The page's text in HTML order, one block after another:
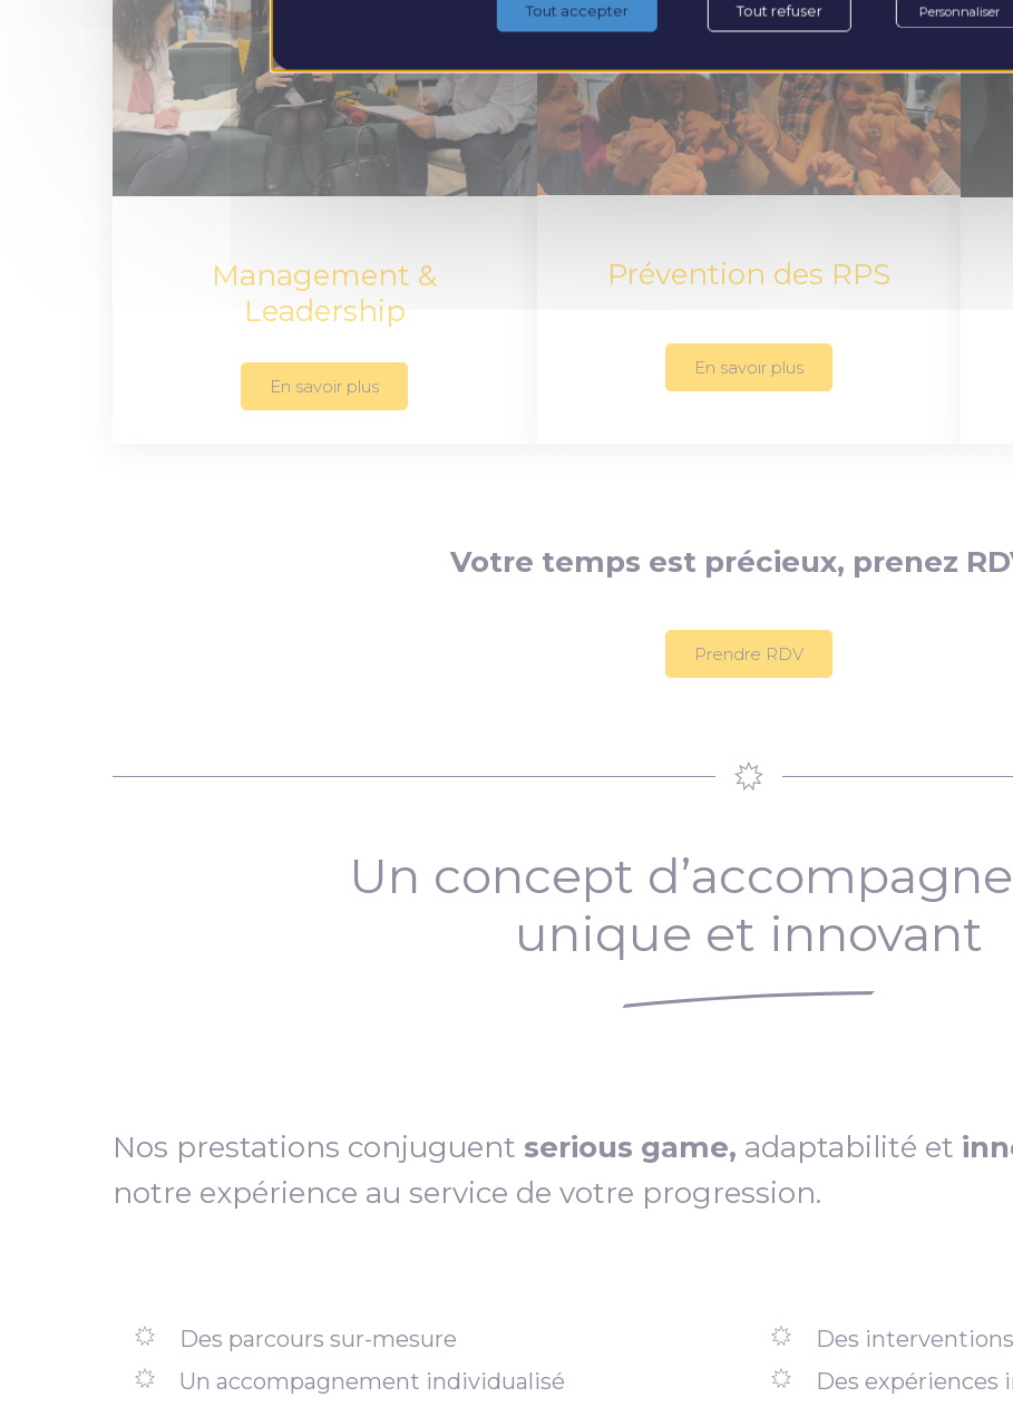
Management &
Leadership
En savoir plus
Prévention des RPS
En savoir plus
Votre temps est précieux, prenez
Prendre RDV
Un concept
unique et innovant
Nos prestations conjuguent serious game, adaptabilité et
notre expérience au service de votre progression.
Des parcours sur-mesure
Un accompagnement individualisé
Des
Des expériences
Tout accepter Tout refuser Personnaliser